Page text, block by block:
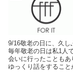
9/16敬老の日に、久し
毎年敬老の日は私1人
会いに行ったことも
ゆっくり話をするこ